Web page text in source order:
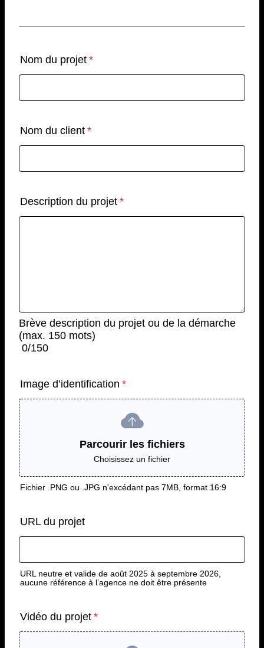
Nom du projet *
Nom du client *
Description du projet *
Brève description du projet ou de la démarche
(max. 150 mots)
0/150
Image d’identification *
Parcourir les fichiers
Choisissez un fichier
Fichier .PNG ou .JPG n'excédant pas 7MB, format 16:9
URL du projet
URL neutre et valide de août 2025 à septembre 2026,
aucune référence à l’agence ne doit être présente
Vidéo du projet *